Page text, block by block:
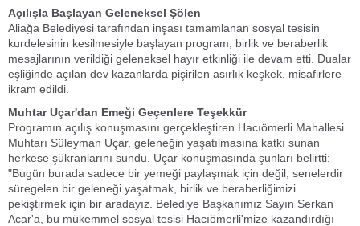
Açılışla Başlayan Geleneksel Şölen
Aliağa Belediyesi tarafından inşası tamamlanan sosyal tesisin
kurdelesinin kesilmesiyle başlayan program, birlik ve beraberlik
mesajlarının verildiği geleneksel hayır etkinliği ile devam etti. Dualar
eşliğinde açılan dev kazanlarda pişirilen asırlık keşkek, misafirlere
ikram edildi.
Muhtar Uçar'dan Emeği Geçenlere Teşekkür
Programın açılış konuşmasını gerçekleştiren Hacıömerli Mahallesi
Muhtarı Süleyman Uçar, geleneğin yaşatılmasına katkı sunan
herkese şükranlarını sundu. Uçar konuşmasında şunları belirtti:
"Bugün burada sadece bir yemeği paylaşmak için değil, senelerdir
süregelen bir geleneği yaşatmak, birlik ve beraberliğimizi
pekiştirmek için bir aradayız. Belediye Başkanımız Sayın Serkan
Acar'a, bu mükemmel sosyal tesisi Hacıömerli'mize kazandırdığı